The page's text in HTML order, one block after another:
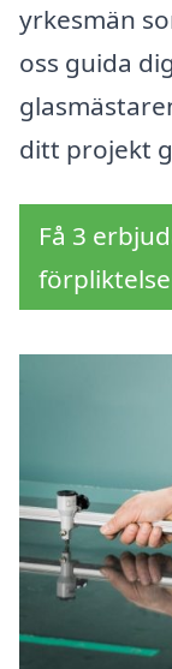
yrkesmän
oss guida
ditt projekt
Få 3